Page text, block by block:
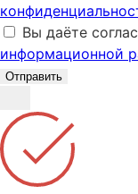
Вы даёте
информационной
Отправить